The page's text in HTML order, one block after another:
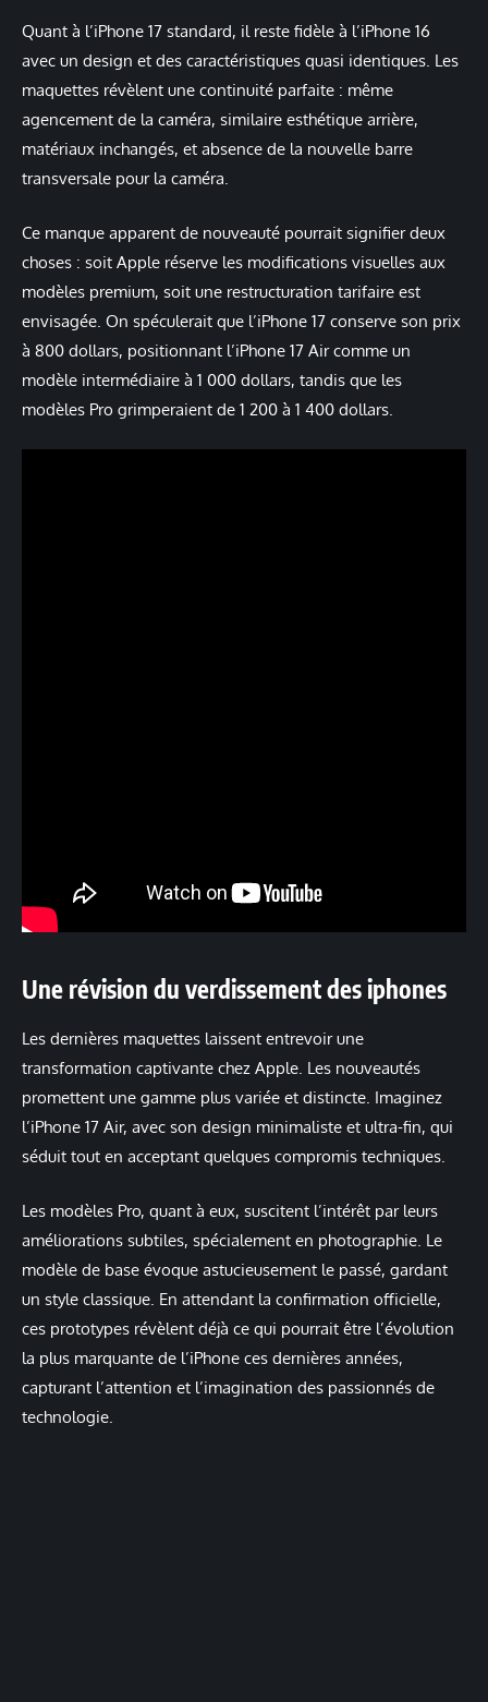
Quant à l’iPhone 17 standard, il reste fidèle à l’iPhone 16
avec un design et des caractéristiques quasi identiques. Les
maquettes révèlent une continuité parfaite : même
agencement de la caméra, similaire esthétique arrière,
matériaux inchangés, et absence de la nouvelle barre
transversale pour la caméra.
Ce manque apparent de nouveauté pourrait signifier deux
choses : soit Apple réserve les modifications visuelles aux
modèles premium, soit une restructuration tarifaire est
envisagée. On spéculerait que l’iPhone 17 conserve son prix
à 800 dollars, positionnant l’iPhone 17 Air comme un
modèle intermédiaire à 1 000 dollars, tandis que les
modèles Pro grimperaient de 1 200 à 1 400 dollars.
Une révision du verdissement des iphones
Les dernières maquettes laissent entrevoir une
transformation captivante chez Apple. Les nouveautés
promettent une gamme plus variée et distincte. Imaginez
l’iPhone 17 Air, avec son design minimaliste et ultra-fin, qui
séduit tout en acceptant quelques compromis techniques.
Les modèles Pro, quant à eux, suscitent l’intérêt par leurs
améliorations subtiles, spécialement en photographie. Le
modèle de base évoque astucieusement le passé, gardant
un style classique. En attendant la confirmation officielle,
ces prototypes révèlent déjà ce qui pourrait être l’évolution
la plus marquante de l’iPhone ces dernières années,
capturant l’attention et l’imagination des passionnés de
technologie.